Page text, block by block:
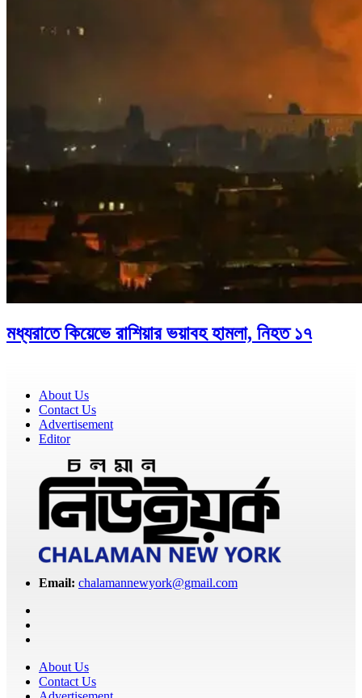
মধ্যরাতে কিয়েভে রাশিয়ার ভয়াবহ হামলা, নিহত ১৭
About Us
Contact Us
Advertisement
Editor
Email: chalamannewyork@gmail.com
About Us
Contact Us